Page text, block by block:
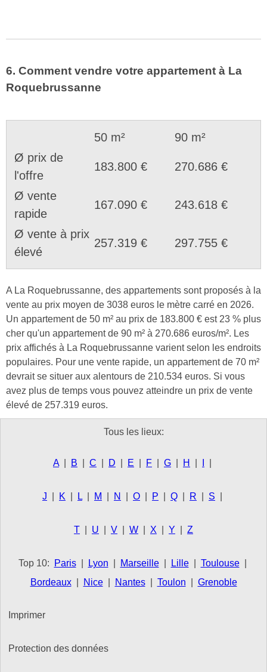
6. Comment vendre votre appartement à La
Roquebrussanne
50 m²
90 m²
Ø prix de
l'offre
183.800 € 270.686 €
Ø vente
rapide
167.090 € 243.618 €
Ø vente à prix
élevé
257.319 € 297.755 €
A La Roquebrussanne, des appartements sont proposés à la
vente au prix moyen de 3038 euros le mètre carré en 2026.
Un appartement de 50 m² au prix de 183.800 € est 23 % plus
cher qu'un appartement de 90 m² à 270.686 euros/m². Les
prix affichés à La Roquebrussanne varient selon les endroits
populaires. Pour une vente rapide, un appartement de 70 m²
devrait se situer aux alentours de 210.534 euros. Si vous
avez plus de temps vous pouvez atteindre un prix de vente
élevé de 257.319 euros.
Tous les lieux:
A B C D E F G H
J K L M N O P Q R S
T U V W X Y Z
Top 10: Paris| Lyon Marseille| Lille| Toulouse|
Bordeaux| Nice| Nantes| Toulon Grenoble
Imprimer
Protection des données